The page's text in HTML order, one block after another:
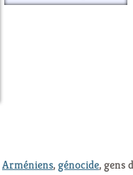
Arméniens,génocide, gens